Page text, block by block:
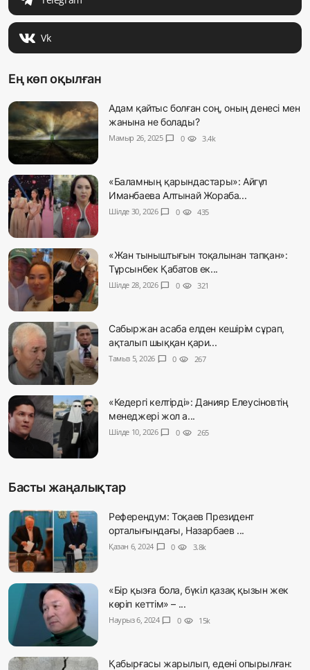
Vk
Ең көп оқылған
Адам қайтыс болған соң, оның денесі мен
жанына не болады?
Мамыр 26, 2025 chat_bubble 0 visibility 3.4k
«Баламның қарындастары»: Айгүл
Иманбаева Алтынай Жораба...
Шілде 30, 2026 chat_bubble 0 visibility 435
«Жан тыныштығын тоқалынан тапқан»:
Тұрсынбек Қабатов ек...
Шілде 28, 2026 chat_bubble 0 visibility 321
Сабыржан асаба елден кешірім сұрап,
ақталып шыққан қари...
Тамыз 5, 2026 chat_bubble 0 visibility 267
«Кедергі келтірді»: Данияр Елеусіновтің
менеджері жол а...
Шілде 10, 2026 chat_bubble 0 visibility 265
Басты жаңалықтар
Референдум: Тоқаев Президент
орталығындағы, Назарбаев ...
Қазан 6, 2024 chat_bubble 0 visibility 3.8k
«Бір қызға бола, бүкіл қазақ қызын жек
көріп кеттім» – ...
Наурыз 6, 2024 chat_bubble 0 visibility 15k
Қабырғасы жарылып, едені опырылған: